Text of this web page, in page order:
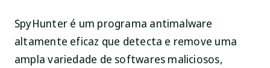
SpyHunter é um programa antimalware
altamente eficaz que detecta e remove uma
ampla variedade de softwares maliciosos,